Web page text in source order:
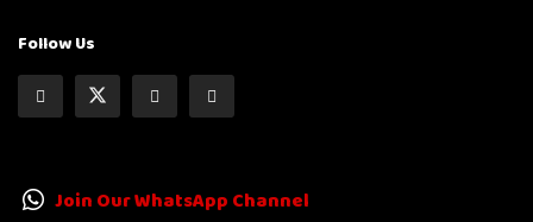
Follow Us
Join Our WhatsApp Channel